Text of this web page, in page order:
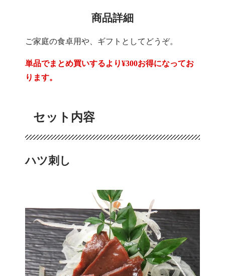
商品詳細
ご家庭の食卓用や、ギフトとしてどうぞ。
単品でまとめ買いするより¥300お得になってお
ります。
セット内容
ハツ刺し